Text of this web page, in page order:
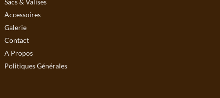
k
a
Sacs & Valises
Accessoires
Galerie
Contact
A Propos
Politiques Générales